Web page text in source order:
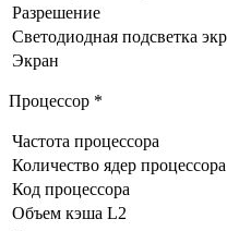
Разрешение
Светодиодная подсветка
Экран
Процессор *
Частота процессора
Количество ядер процессора
Код процессора
Объем кэша L2